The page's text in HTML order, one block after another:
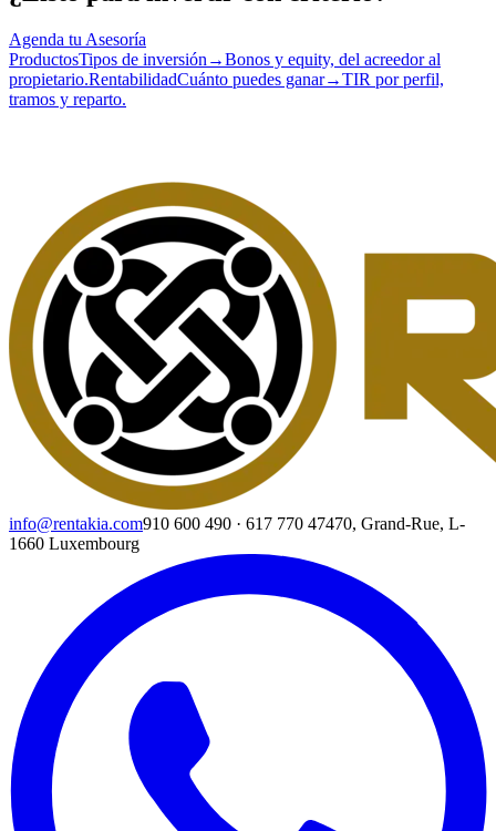
Agenda tu Asesoría
ProductosTipos de inversión →Bonos y equity, del acreedor al
propietario.RentabilidadCuánto puedes ganar→TIR por perfil,
tramos y reparto.
info@rentakia.com910 600 490 · 617 770 47470, Grand-Rue, L-
1660 Luxembourg